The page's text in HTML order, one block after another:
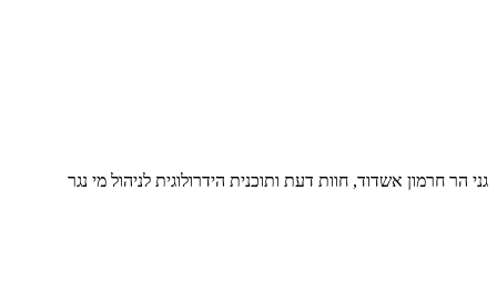
גני הר חרמון אשדוד, חוות דעת ותוכנית הידרולוגית לניהול מי נגר